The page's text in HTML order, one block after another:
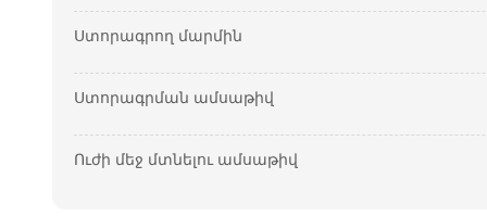
Ստորագրող մարմին
Ստորագրման ամսաթիվ
Ուժի մեջ մտնելու ամսաթիվ